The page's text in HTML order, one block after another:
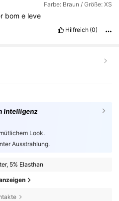
Farbe: Braun / Größe: XS
bome leve
Hilfreich (0)
Intelligenz
Look.
Ausstrahlung.
5% Elasthan